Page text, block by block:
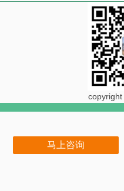
马上咨询